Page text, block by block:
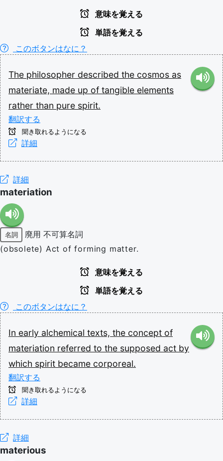
意味を覚える
単語を覚える
このボタンはなに？
The philosopher described the cosmos as
materiate, made up of tangible elements
rather than pure spirit.
翻訳する
聞き取れるようになる
詳細
詳細
materiation
名詞 廃用 不可算名詞
(obsolete) Act of forming matter.
意味を覚える
単語を覚える
このボタンはなに？
In early alchemical texts, the concept of
materiation referred to the supposed act by
which spirit became corporeal.
翻訳する
聞き取れるようになる
詳細
詳細
materious